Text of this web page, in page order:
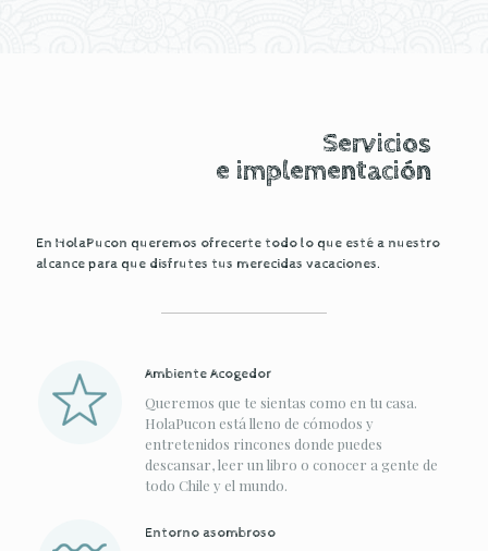
Servicios
e implementación
En HolaPucon queremos ofrecerte todo lo que esté a nuestro
alcance para que disfrutes tus merecidas vacaciones.
Ambiente Acogedor
Queremos que te sientas como en tu casa.
HolaPucon está lleno de cómodos y
entretenidos rincones donde puedes
descansar, leer un libro o conocer a gente de
todo Chile y el mundo.
Entorno asombroso